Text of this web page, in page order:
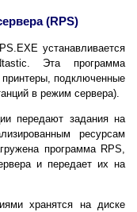
(RPS)
устанавливается
Эта программа
принтеры, подключенные
в режим сервера).
передают задания на
ресурсам
программа RPS,
и передает их на
хранятся на диске